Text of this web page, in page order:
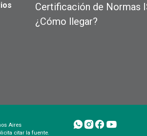
Certificación de Normas
¿Cómo llegar?
Aires
citar la fuente.